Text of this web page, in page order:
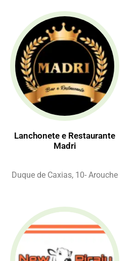
Lanchonete e Restaurante
Madri
Duque de Caxias, 10- Arouche